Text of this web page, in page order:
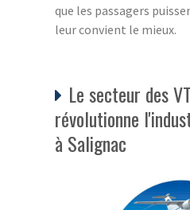
que les passagers
leur convient le mieux.
Le secteur des
révolutionne
à Salignac